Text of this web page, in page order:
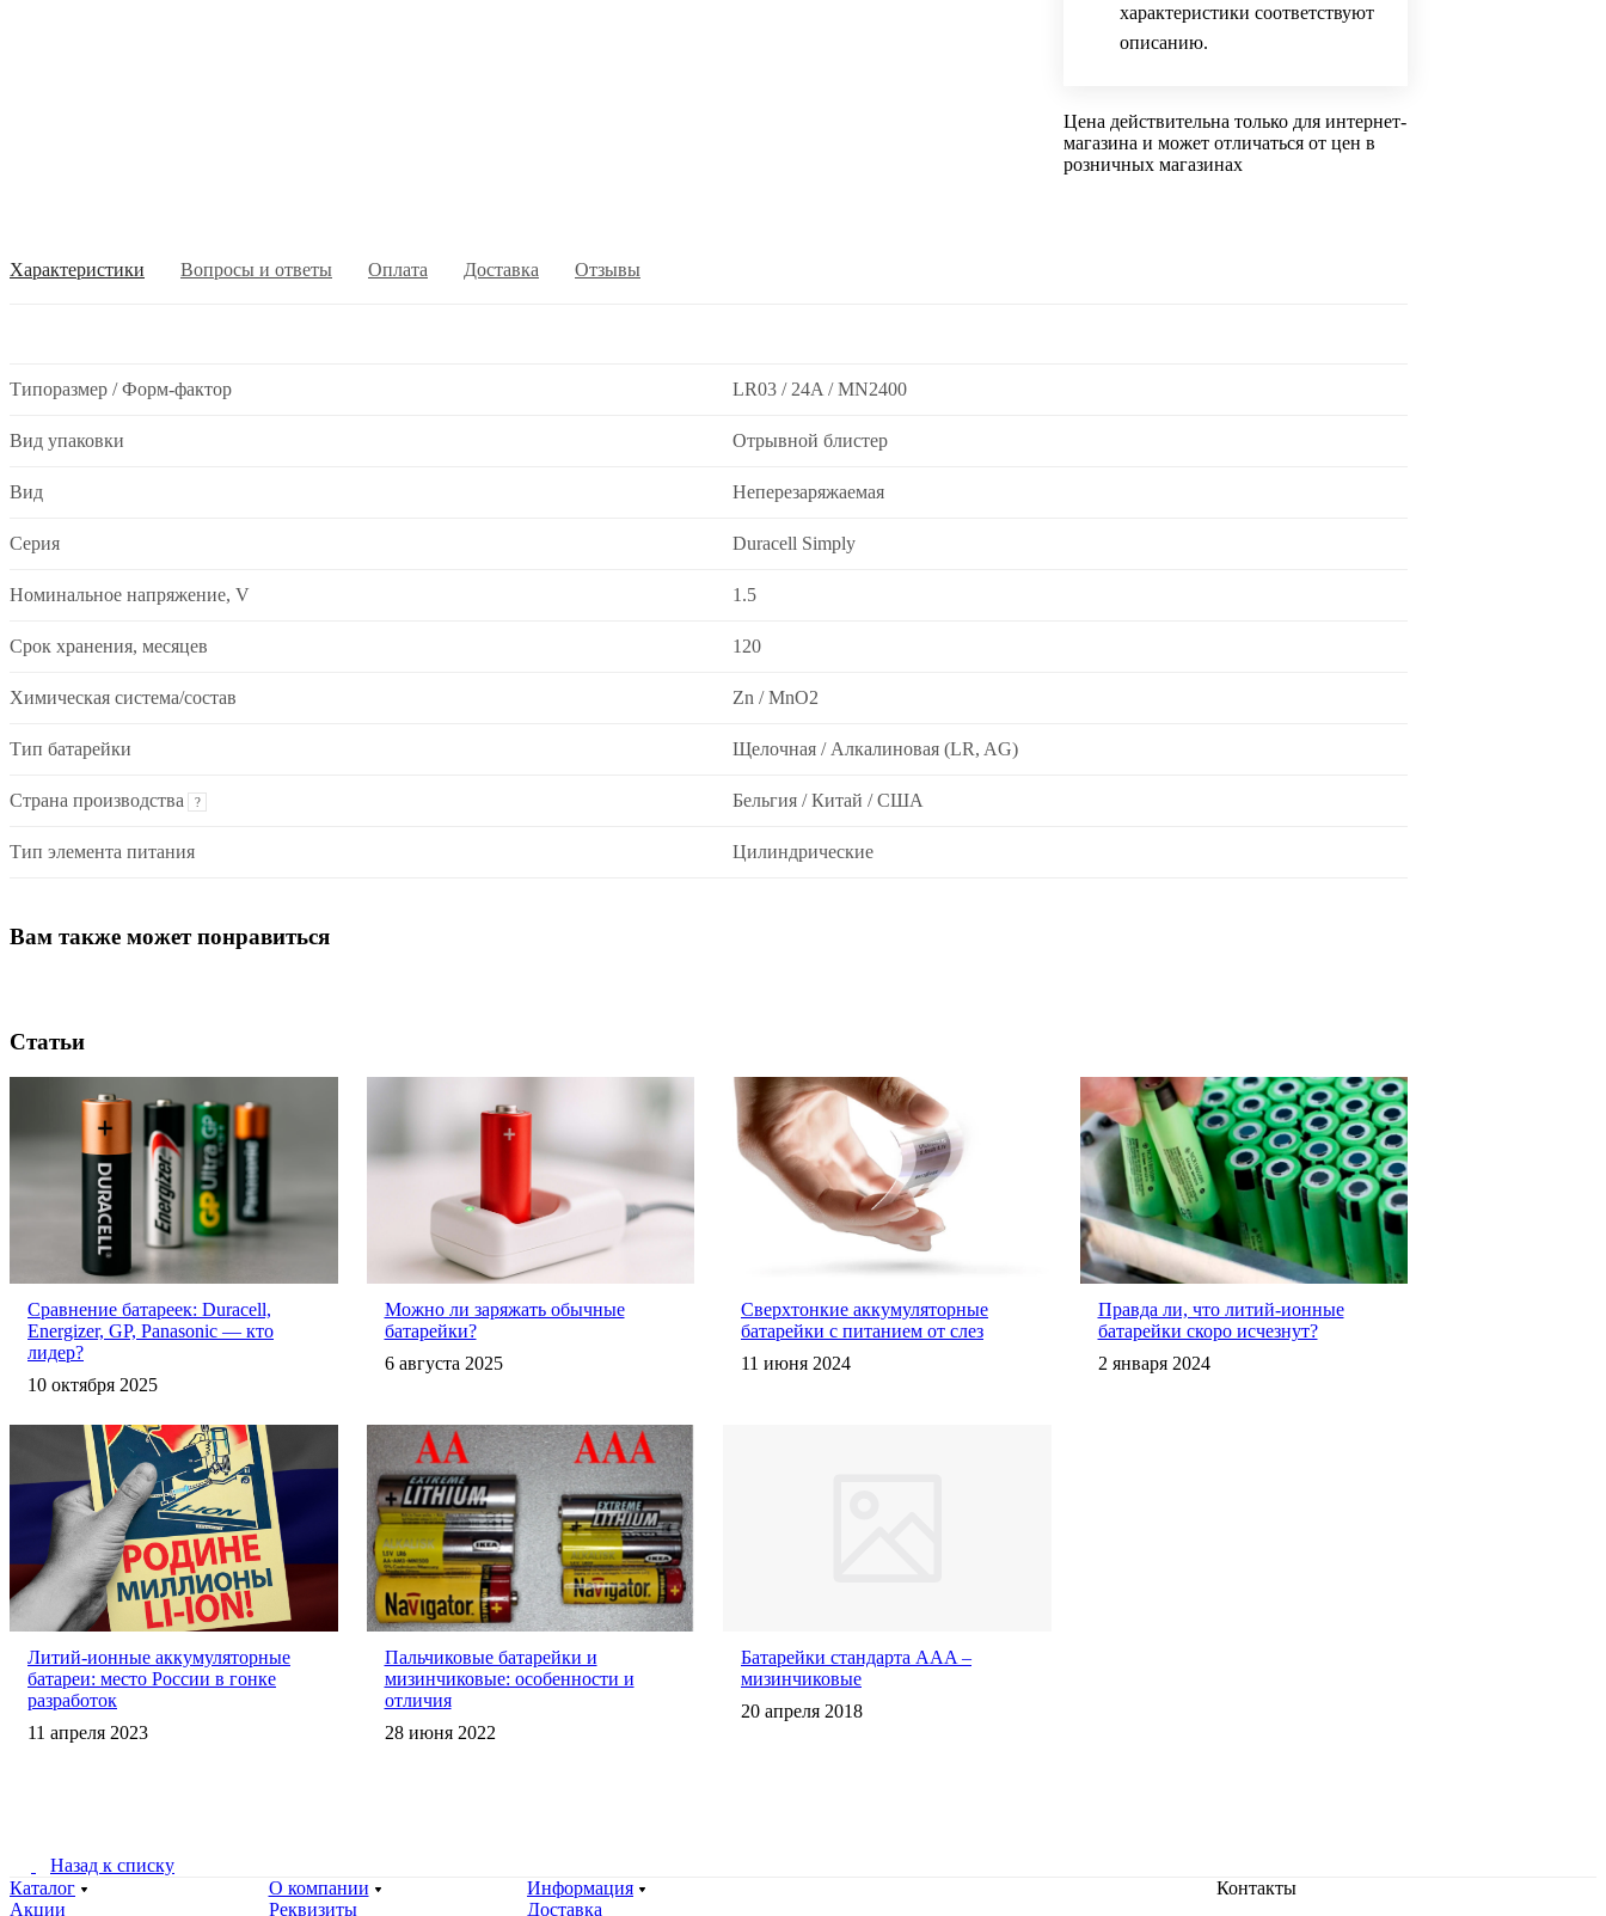
характеристики соответствуют
описанию.
Цена действительна только для интернет-
магазина и может отличаться от цен в
розничных магазинах
Характеристики Вопросы и ответы Оплата Доставка Отзывы
Типоразмер / Форм-фактор LR03 / 24A / MN2400
Вид упаковки Отрывной блистер
Вид Неперезаряжаемая
Серия Duracell Simply
Номинальное напряжение, V 1.5
Срок хранения, месяцев 120
Химическая система/состав Zn / MnO2
Тип батарейки Щелочная / Алкалиновая (LR, AG)
Страна производства ? Бельгия / Китай / США
Тип элемента питания Цилиндрические
Вам также может понравиться
Статьи
Сравнение батареек: Duracell,
Energizer, GP, Panasonic — кто
лидер?
10 октября 2025
Можно ли заряжать обычные
батарейки?
6 августа 2025
Сверхтонкие аккумуляторные
батарейки с питанием от слез
11 июня 2024
Правда ли, что литий-ионные
батарейки скоро исчезнут?
2 января 2024
Литий-ионные аккумуляторные
батареи: место России в гонке
разработок
11 апреля 2023
Пальчиковые батарейки и
мизинчиковые: особенности и
отличия
28 июня 2022
Батарейки стандарта AAA –
мизинчиковые
20 апреля 2018
Назад к списку
Каталог
Акции
О компании
Реквизиты
Информация
Доставка
Контакты